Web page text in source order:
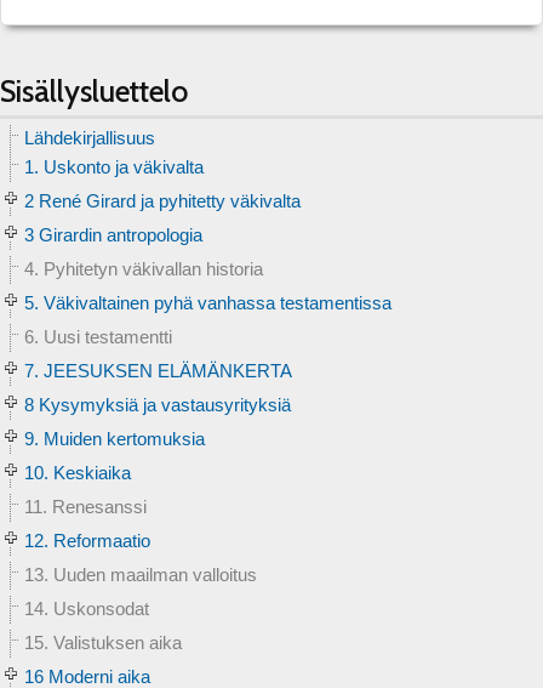
Sisällysluettelo
Lähdekirjallisuus
1. Uskonto ja väkivalta
2 René Girard ja pyhitetty väkivalta
3 Girardin antropologia
4. Pyhitetyn väkivallan historia
5. Väkivaltainen pyhä vanhassa testamentissa
6. Uusi testamentti
7. JEESUKSEN ELÄMÄNKERTA
8 Kysymyksiä ja vastausyrityksiä
9. Muiden kertomuksia
10. Keskiaika
11. Renesanssi
12. Reformaatio
13. Uuden maailman valloitus
14. Uskonsodat
15. Valistuksen aika
16 Moderni aika